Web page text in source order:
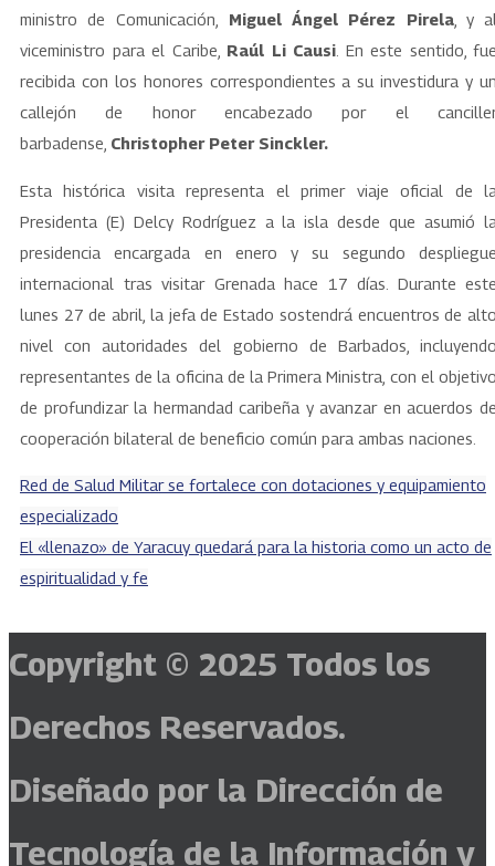
ministro de Comunicación,
Miguel Ángel Pérez Pirela, y
viceministro para el Caribe, Raúl Li Causi . En este sentido,
recibida con los honores correspondientes a su investidura y
callejón de honor encabezado por el
barbadense, Christopher Peter Sinckler.
Esta histórica visita representa el primer viaje oficial de
Presidenta (E) Delcy Rodríguez a la isla desde que asumió
presidencia encargada en enero y su segundo
internacional tras visitar Grenada hace 17 días. Durante
lunes 27 de abril, la jefa de Estado sostendrá encuentros de
nivel con autoridades del gobierno de Barbados,
representantes de la oficina de la Primera Ministra, con el
de profundizar la hermandad caribeña y avanzar en acuerdos
cooperación bilateral de beneficio común para ambas naciones.
Red de Salud Militar se fortalece con dotaciones y equipamiento
especializado
El «llenazo» de Yaracuy quedará para la historia como un acto de
espiritualidad y fe
Copyright © 2025 Todos los
Derechos Reservados.
Diseñado por la Dirección de
Tecnología de la Información y